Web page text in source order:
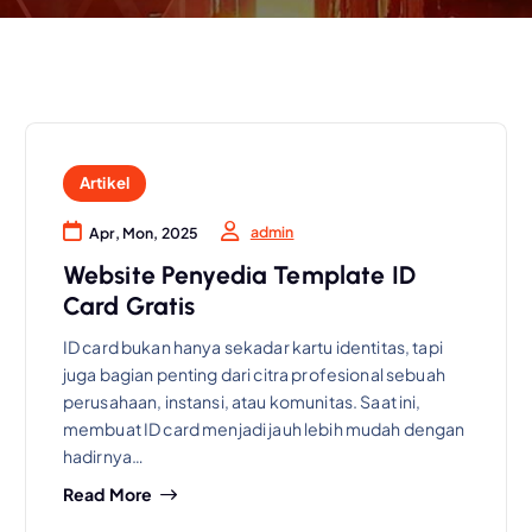
Artikel
Apr, Mon, 2025 admin
Website Penyedia Template ID
Card Gratis
ID card bukan hanya sekadar kartu identitas, tapi
juga bagian penting dari citra profesional sebuah
perusahaan, instansi, atau komunitas. Saat ini,
membuat ID card menjadi jauh lebih mudah dengan
hadirnya…
Read More